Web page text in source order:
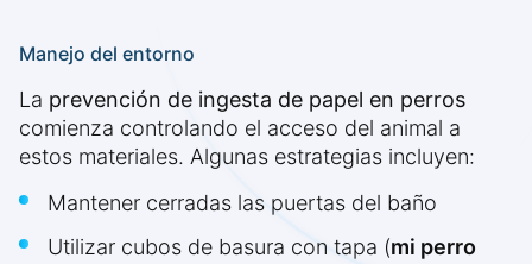
Manejo del entorno
La prevención de ingesta de papel en perros
comienza controlando el acceso del animal a
estos materiales. Algunas estrategias incluyen:
Mantener cerradas las puertas del baño
Utilizar cubos de basura con tapa (mi perro